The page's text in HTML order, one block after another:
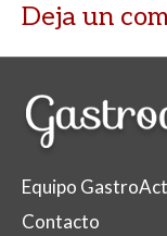
Deja un
Equipo
Contacto